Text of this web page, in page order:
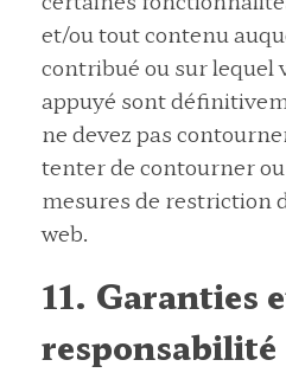
et/ou tout contenu
contribué ou sur lequel
appuyé sont
ne devez pas
tenter de contourner
mesures de restriction
web.
11. Garanties
responsabilité